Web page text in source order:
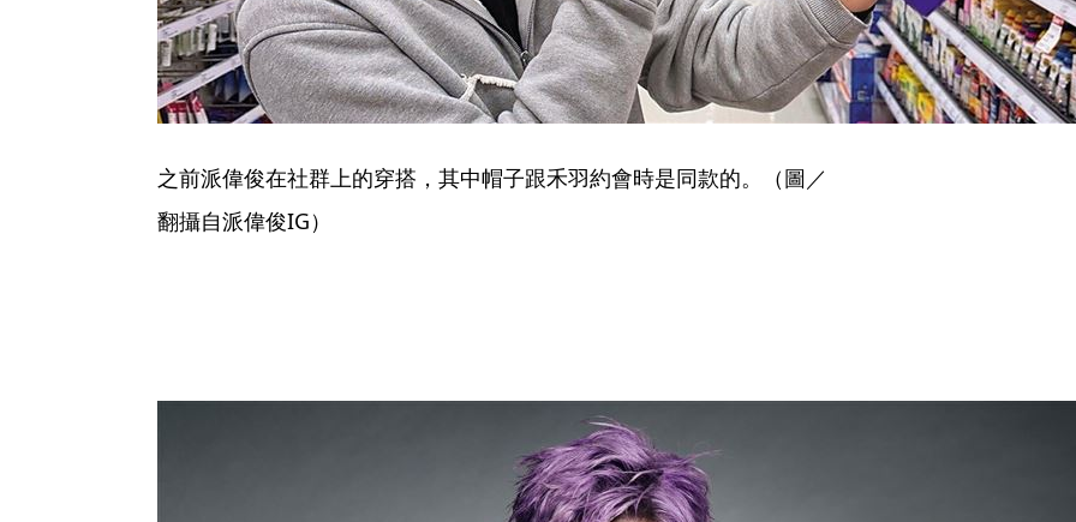
之前派偉俊在社群上的穿搭，其中帽子跟禾羽約會時是同款的。（圖／
翻攝自派偉俊IG）